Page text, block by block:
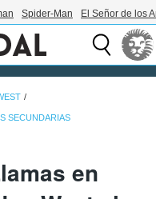
Spider-Man El Señor de los
SECUNDARIAS
en